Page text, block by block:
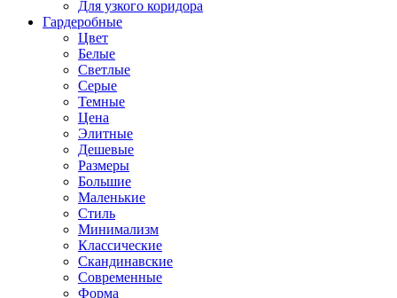
Для узкого коридора
Гардеробные
Цвет
Белые
Светлые
Серые
Темные
Цена
Элитные
Дешевые
Размеры
Большие
Маленькие
Стиль
Минимализм
Классические
Скандинавские
Современные
Форма